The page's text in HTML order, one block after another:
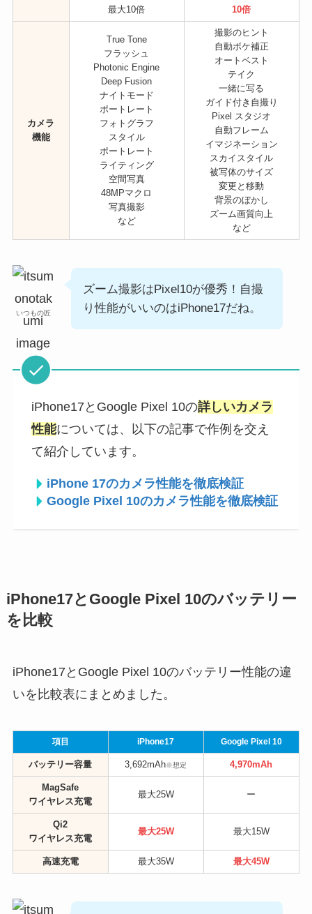
最大10倍
10倍
カメラ
機能
True Tone
フラッシュ
Photonic Engine
Deep Fusion
ナイトモード
ポートレート
フォトグラフ
スタイル
ポートレート
ライティング
空間写真
48MPマクロ
写真撮影
など
撮影のヒント
自動ボケ補正
オートベスト
テイク
一緒に写る
ガイド付き自撮り
Pixel スタジオ
自動フレーム
イマジネーション
スカイスタイル
被写体のサイズ
変更と移動
背景のぼかし
ズーム画質向上
など
いつもの匠
ズーム撮影はPixel10が優秀！自撮
り性能がいいのはiPhone17だね。
iPhone17とGoogle Pixel 10の詳しいカメラ
性能については、以下の記事で作例を交え
て紹介しています。
iPhone 17のカメラ性能を徹底検証
Google Pixel 10のカメラ性能を徹底検証
iPhone17とGoogle Pixel 10のバッテリー
を比較
iPhone17とGoogle Pixel 10のバッテリー性能の違
いを比較表にまとめました。
項目 iPhone17 Google Pixel 10
バッテリー容量 3,692mAh※想定 4,970mAh
MagSafe
ワイヤレス充電
最大25W ー
Qi2
ワイヤレス充電
最大25W 最大15W
高速充電 最大35W 最大45W